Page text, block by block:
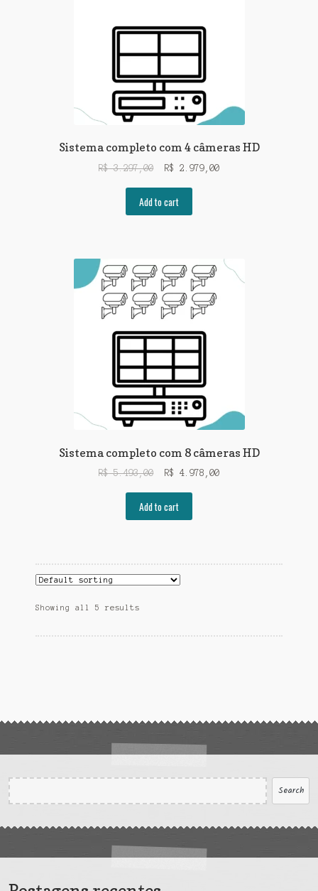
Sistema completo com 4 câmeras HD
R$3.297,00 R$ 2.979,00
Add to cart
Sistema completo com 8 câmeras HD
R$5.493,00 R$ 4.978,00
Add to cart
Showing all 5 results
Search
Search